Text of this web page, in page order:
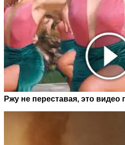
Ржу не переставая, это